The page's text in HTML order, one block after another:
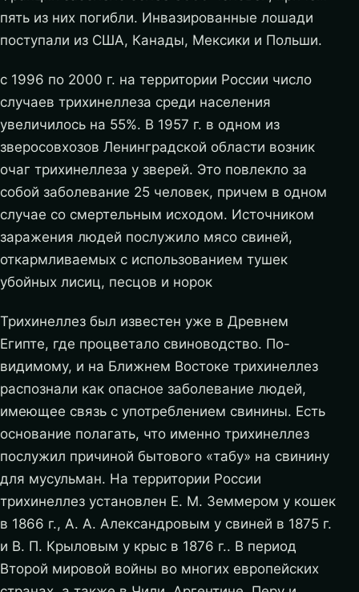
пять из них погибли. Инвазированные лошади
поступали из США, Канады, Мексики и Польши.
с 1996 по 2000 г. на территории России число
случаев трихинеллеза среди населения
увеличилось на 55%. В 1957 г. в одном из
зверосовхозов Ленинградской области возник
очаг трихинеллеза у зверей. Это повлекло за
собой заболевание 25 человек, причем в одном
случае со смертельным исходом. Источником
заражения людей послужило мясо свиней,
откармливаемых с использованием тушек
убойных лисиц, песцов и норок
Трихинеллез был известен уже в Древнем
Египте, где процветало свиноводство. По-
видимому, и на Ближнем Востоке трихинеллез
распознали как опасное заболевание людей,
имеющее связь с употреблением свинины. Есть
основание полагать, что именно трихинеллез
послужил причиной бытового «табу» на свинину
для мусульман. На территории России
трихинеллез установлен Е. М. Земмером у кошек
в 1866 г., А. А. Александровым у свиней в 1875 г.
и В. П. Крыловым у крыс в 1876 г.. В период
Второй мировой войны во многих европейских